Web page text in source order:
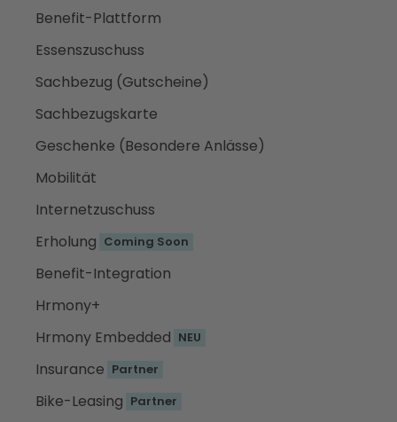
Benefit-Plattform
Essenszuschuss
Sachbezug (Gutscheine)
Sachbezugskarte
Geschenke (Besondere Anlässe)
Mobilität
Internetzuschuss
Erholung Coming Soon
Benefit-Integration
Hrmony+
Hrmony Embedded NEU
Insurance Partner
Bike-Leasing Partner